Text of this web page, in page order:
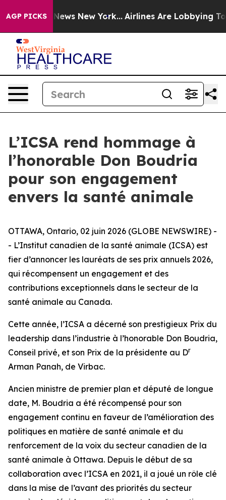
AGP PICKS
CBS News New York... Airlines Are Lobbying To
L’ICSA rend hommage à
l’honorable Don Boudria
pour son engagement
envers la santé animale
OTTAWA, Ontario, 02 juin 2026 (GLOBE NEWSWIRE) -
- L’Institut canadien de la santé animale (ICSA) est
fier d’annoncer les lauréats de ses prix annuels 2026,
qui récompensent un engagement et des
contributions exceptionnels dans le secteur de la
santé animale au Canada.
Cette année, l’ICSA a décerné son prestigieux Prix du
leadership dans l’industrie à l’honorable Don Boudria,
Conseil privé, et son Prix de la présidente au Dr
Arman Panah, de Virbac.
Ancien ministre de premier plan et député de longue
date, M. Boudria a été récompensé pour son
engagement continu en faveur de l’amélioration des
politiques en matière de santé animale et du
renforcement de la voix du secteur canadien de la
santé animale à Ottawa. Depuis le début de sa
collaboration avec l’ICSA en 2021, il a joué un rôle clé
dans la mise de l’avant des priorités du secteur